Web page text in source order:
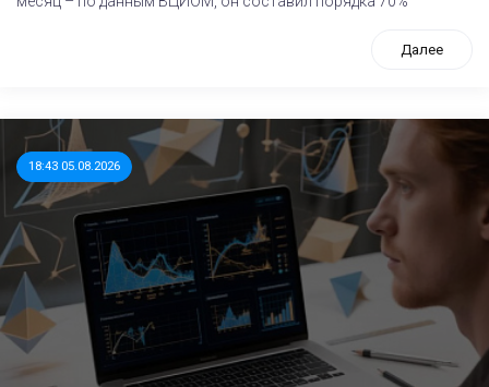
Далее
18:43 05.08.2026